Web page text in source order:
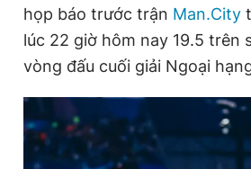
Theo dõi báo trên
Hotline
0906 645 777
Liên hệ
0908
họp báo trước trận Man.City
lúc 22 giờ hôm nay 19.5 trên
vòng đấu cuối giải Ngoại